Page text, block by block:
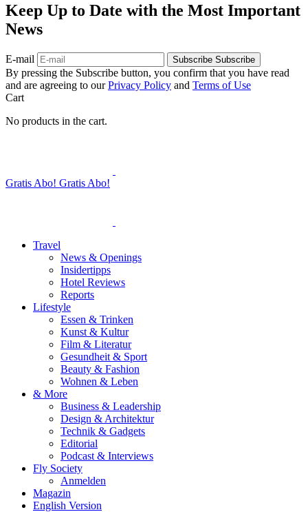
Keep Up to Date with the Most Important
News
E-mail Subscribe Subscribe
By pressing the Subscribe button, you confirm that you have read
and are agreeing to ourPrivacy Policy and Terms of Use
Cart
No products in the cart.
Gratis Abo! Gratis Abo!
Travel
News & Openings
Insidertipps
Hotel Reviews
Reports
Lifestyle
Essen & Trinken
Kunst & Kultur
Film & Literatur
Gesundheit & Sport
Beauty & Fashion
Wohnen & Leben
& More
Business & Leadership
Design & Architektur
Technik & Gadgets
Editorial
Podcast & Interviews
Fly Society
Anmelden
Magazin
English Version